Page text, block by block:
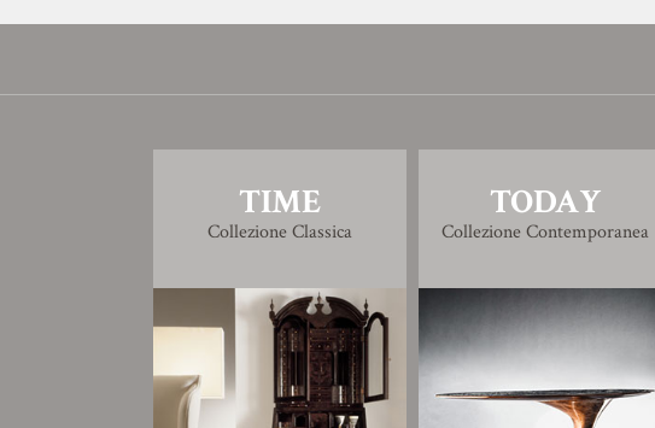
TIME
Collezione Classica
TODAY
Collezione Contemporanea